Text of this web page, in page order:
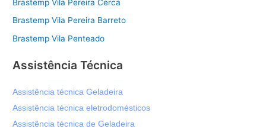
Brastemp Vila Pereira Cerca
Brastemp Vila Pereira Barreto
Brastemp Vila Penteado
Assistência Técnica
Assistência técnica Geladeira
Assistência técnica eletrodomésticos
Assistência técnica de Geladeira